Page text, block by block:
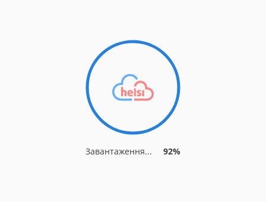
Завантаження... 92%